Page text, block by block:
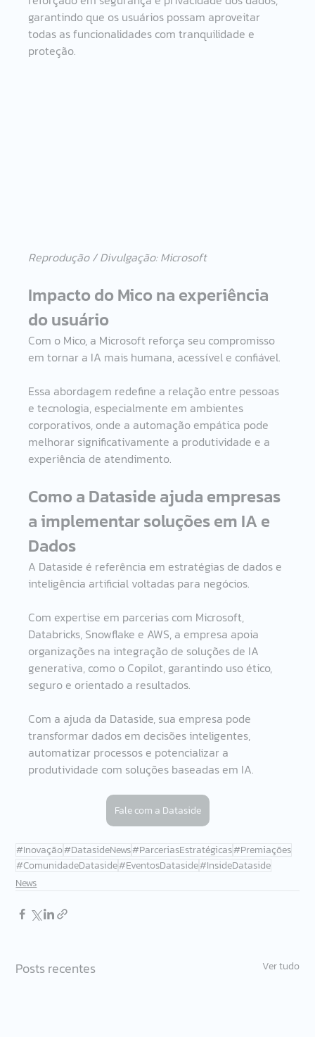
garantindo que os usuários possam aproveitar
todas as funcionalidades com tranquilidade e
proteção.
Reprodução / Divulgação: Microsoft
Impacto do Mico na experiência
do usuário
Com o Mico, a Microsoft reforça seu compromisso
em tornar a IA mais humana, acessível e confiável.
Essa abordagem redefine a relação entre pessoas
e tecnologia, especialmente em ambientes
corporativos, onde a automação empática pode
melhorar significativamente a produtividade e a
experiência de atendimento.
Como a Dataside ajuda empresas
a implementar soluções em IA e
Dados
A Dataside é referência em estratégias de dados e
inteligência artificial voltadas para negócios.
Com expertise em parcerias com Microsoft,
Databricks, Snowflake e AWS, a empresa apoia
organizações na integração de soluções de IA
generativa, como o Copilot, garantindo uso ético,
seguro e orientado a resultados.
Com a ajuda da Dataside, sua empresa pode
transformar dados em decisões inteligentes,
automatizar processos e potencializar a
produtividade com soluções baseadas em IA.
Fale com a Dataside
#Inovação#DatasideNews#ParceriasEstratégicas#Premiações
#ComunidadeDataside#EventosDataside#InsideDataside
News
Posts recentes Ver tudo